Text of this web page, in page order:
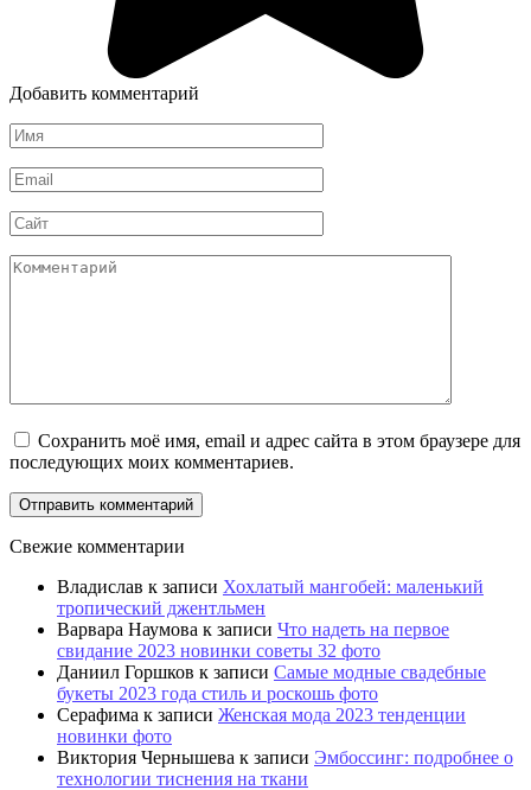
Добавить комментарий
Имя
Email
Сайт
Комментарий
Сохранить моё имя, email и адрес сайта в этом браузере для
последующих моих комментариев.
Свежие комментарии
Владислав к записи Хохлатый мангобей: маленький
тропический джентльмен
Варвара Наумова к записи Что надеть на первое
свидание 2023 новинки советы 32 фото
Даниил Горшков к записи Самые модные свадебные
букеты 2023 года стиль и роскошь фото
Серафима к записи Женская мода 2023 тенденции
новинки фото
Виктория Чернышева к записи Эмбоссинг: подробнее о
технологии тиснения на ткани